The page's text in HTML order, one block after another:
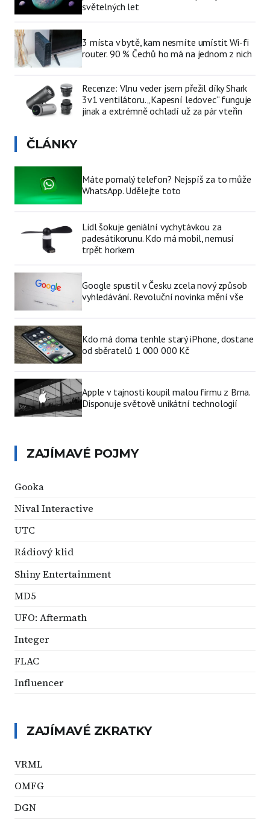
světelných let
3 místa v bytě, kam nesmíte umístit Wi-fi
router. 90 % Čechů ho má na jednom z nich
Recenze: Vlnu veder jsem přežil díky Shark
3v1 ventilátoru. „Kapesní ledovec“ funguje
jinak a extrémně ochladí už za pár vteřin
ČLÁNKY
Máte pomalý telefon? Nejspíš za to může
WhatsApp. Udělejte toto
Lidl šokuje geniální vychytávkou za
padesátikorunu. Kdo má mobil, nemusí
trpět horkem
Google spustil v Česku zcela nový způsob
vyhledávání. Revoluční novinka mění vše
Kdo má doma tenhle starý iPhone, dostane
od sběratelů 1 000 000 Kč
Apple v tajnosti koupil malou firmu z Brna.
Disponuje světově unikátní technologií
ZAJÍMAVÉ POJMY
Gooka
Nival Interactive
UTC
Rádiový klid
Shiny Entertainment
MD5
UFO: Aftermath
Integer
FLAC
Influencer
ZAJÍMAVÉ ZKRATKY
VRML
OMFG
DGN